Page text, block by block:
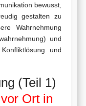
bewusst,
gestalten zu
Wahrnehmung
und
und
(Teil 1)
Ort in